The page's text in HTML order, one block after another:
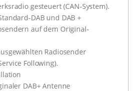
gesteuert (CAN-System).
DAB und DAB +
auf dem Original-
Radiosender
Following).
DAB+ Antenne